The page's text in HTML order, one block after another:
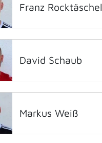
Franz Rocktäschel
David Schaub
Markus Weiß